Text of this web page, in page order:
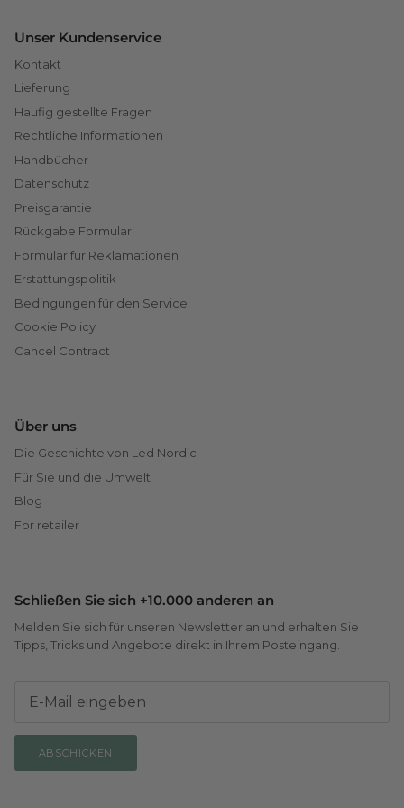
Unser Kundenservice
Kontakt
Lieferung
Haufig gestellte Fragen
Rechtliche Informationen
Handbücher
Datenschutz
Preisgarantie
Rückgabe Formular
Formular für Reklamationen
Erstattungspolitik
Bedingungen für den Service
Cookie Policy
Cancel Contract
Über uns
Die Geschichte von Led Nordic
Für Sie und die Umwelt
Blog
For retailer
Schließen Sie sich +10.000 anderen an
Melden Sie sich für unseren Newsletter an und erhalten Sie
Tipps, Tricks und Angebote direkt in Ihrem Posteingang.
ABSCHICKEN